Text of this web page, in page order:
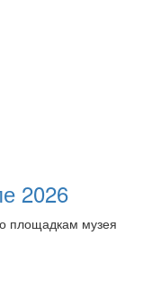
2026
площадкам музея